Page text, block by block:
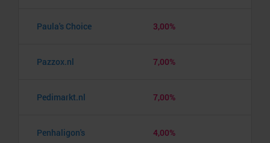
Paula's Choice 3,00%
Pazzox.nl 7,00%
Pedimarkt.nl 7,00%
Penhaligon's 4,00%